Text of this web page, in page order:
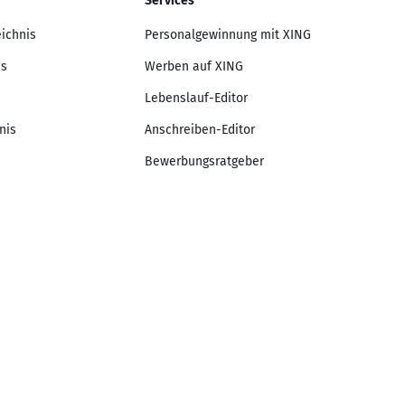
Personalgewinnung mit XING
Werben auf XING
Lebenslauf-Editor
Anschreiben-Editor
Bewerbungsratgeber